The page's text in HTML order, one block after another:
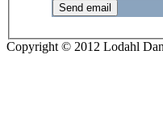
Send email
Copyright © 2012 Lodahl